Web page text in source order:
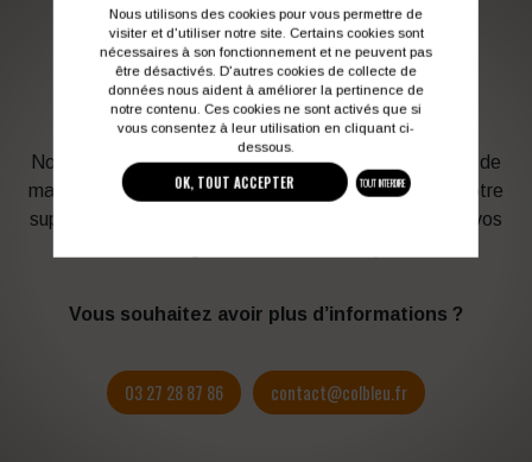
PERSONNALISATION DE VOS VÊTEMENTS DE
TRAVAIL
Notre graphiste connait les produits et les techniques de
marquage. Elle sera à votre service afin d’optimiser votre
support en fonction des contraintes techniques et de vos
Vous souhaitez avoir plus d’informations ?
03 27 28 87 86 contact@colbleu.fr
Nous utilisons des cookies pour vous permettre de
visiter et d'utiliser notre site. Certains cookies sont
nécessaires à son fonctionnement et ne peuvent pas
être désactivés. D'autres cookies de collecte de
données nous aident à améliorer la pertinence de
notre contenu. Ces cookies ne sont activés que si
vous consentez à leur utilisation en cliquant ci-
dessous.
OK, TOUT ACCEPTER TOUT INTERDIRE